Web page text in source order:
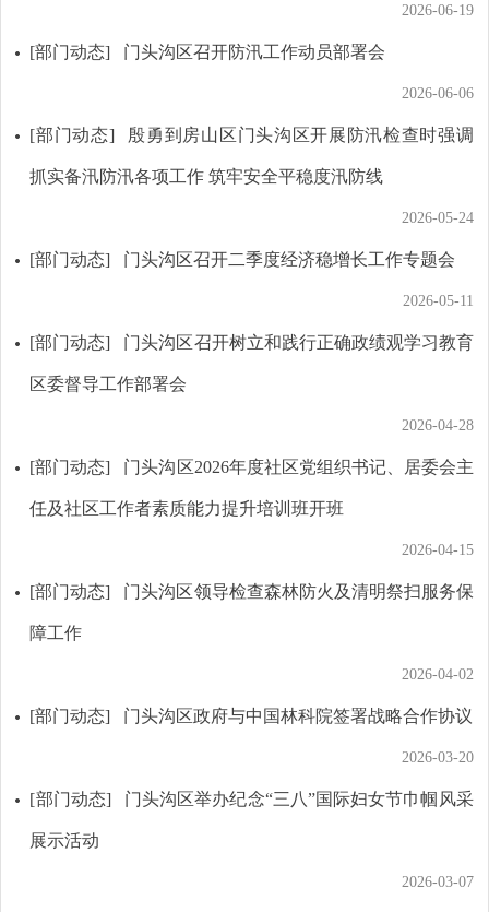
2026-06-19
[部门动态] 门头沟区召开防汛工作动员部署会
2026-06-06
[部门动态] 殷勇到房山区门头沟区开展防汛检查时强调
抓实备汛防汛各项工作 筑牢安全平稳度汛防线
2026-05-24
[部门动态] 门头沟区召开二季度经济稳增长工作专题会
2026-05-11
[部门动态] 门头沟区召开树立和践行正确政绩观学习教育
区委督导工作部署会
2026-04-28
[部门动态] 门头沟区2026年度社区党组织书记、居委会主
任及社区工作者素质能力提升培训班开班
2026-04-15
[部门动态] 门头沟区领导检查森林防火及清明祭扫服务保
障工作
2026-04-02
[部门动态] 门头沟区政府与中国林科院签署战略合作协议
2026-03-20
[部门动态] 门头沟区举办纪念“三八”国际妇女节巾帼风采
展示活动
2026-03-07